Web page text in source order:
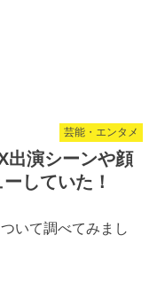
芸能・エンタメ
出演シーンや顔
していた！
いて調べてみまし